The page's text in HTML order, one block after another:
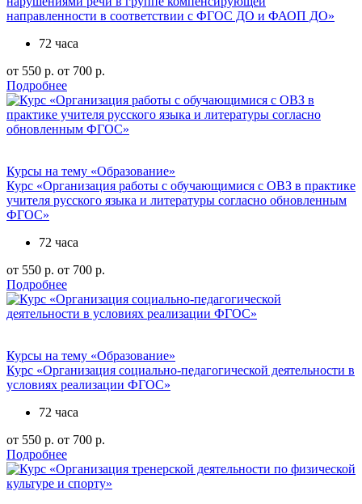
направленности в соответствии с ФГОС ДО и ФАОП ДО»
72 часа
от 550 р. от 700 р.
Подробнее
Курсы на тему «Образование»
Курс «Организация работы с обучающимися с ОВЗ в практике
учителя русского языка и литературы согласно обновленным
ФГОС»
72 часа
от 550 р. от 700 р.
Подробнее
Курсы на тему «Образование»
Курс «Организация социально-педагогической деятельности в
условиях реализации ФГОС»
72 часа
от 550 р. от 700 р.
Подробнее